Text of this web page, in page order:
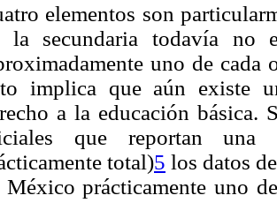
elementos son
la secundaria todavía no
uno de
implica que aún existe
a la educación básica.
que reportan una
total)5 los datos
México prácticamente uno